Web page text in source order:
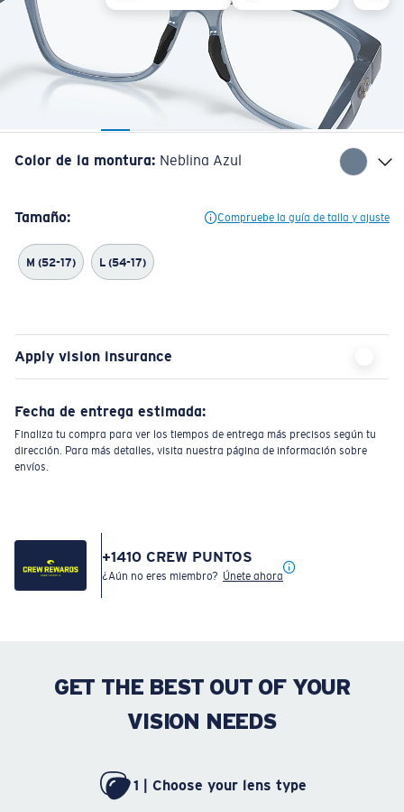
Color de la montura: Neblina Azul
Tamaño: Compruebe la guía de talla y ajuste
M (52-17) L (54-17)
Apply vision insurance
Fecha de entrega estimada:
Finaliza tu compra para ver los tiempos de entrega más precisos según tu
dirección. Para más detalles, visita nuestra página de información sobre
envíos.
+1410 CREW PUNTOS
¿Aún no eres miembro? Únete ahora
GET THE BEST OUT OF YOUR
VISION NEEDS
1 | Choose your lens type